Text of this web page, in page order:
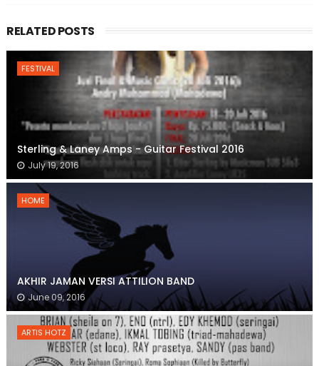
RELATED POSTS
FESTIVAL
Sterling & Laney Amps - Guitar Festival 2016
July 19, 2016
HOME
AKHIR JAMAN VERSI ATTILION BAND
June 09, 2016
ARTIS HOTZ